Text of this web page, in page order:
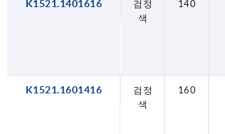
K1521.1401616
검정
색
140
K1521.1601416
검정
색
160